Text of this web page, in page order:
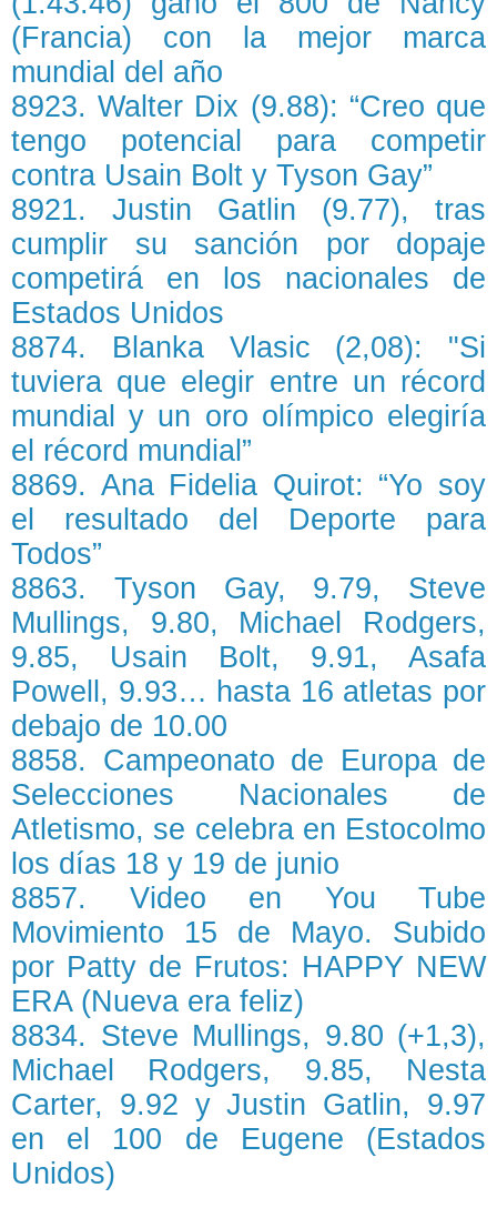
(Francia) con la mejor marca
mundial del año
8923. Walter Dix (9.88): “Creo que
tengo potencial para competir
contra Usain Bolt y Tyson Gay”
8921. Justin Gatlin (9.77), tras
cumplir su sanción por dopaje
competirá en los nacionales de
Estados Unidos
8874. Blanka Vlasic (2,08): "Si
tuviera que elegir entre un récord
mundial y un oro olímpico elegiría
el récord mundial”
8869. Ana Fidelia Quirot: “Yo soy
el resultado del Deporte para
Todos”
8863. Tyson Gay, 9.79, Steve
Mullings, 9.80, Michael Rodgers,
9.85, Usain Bolt, 9.91, Asafa
Powell, 9.93… hasta 16 atletas por
debajo de 10.00
8858. Campeonato de Europa de
Selecciones Nacionales de
Atletismo, se celebra en Estocolmo
los días 18 y 19 de junio
8857. Video en You Tube
Movimiento 15 de Mayo. Subido
por Patty de Frutos: HAPPY NEW
ERA (Nueva era feliz)
8834. Steve Mullings, 9.80 (+1,3),
Michael Rodgers, 9.85, Nesta
Carter, 9.92 y Justin Gatlin, 9.97
en el 100 de Eugene (Estados
Unidos)